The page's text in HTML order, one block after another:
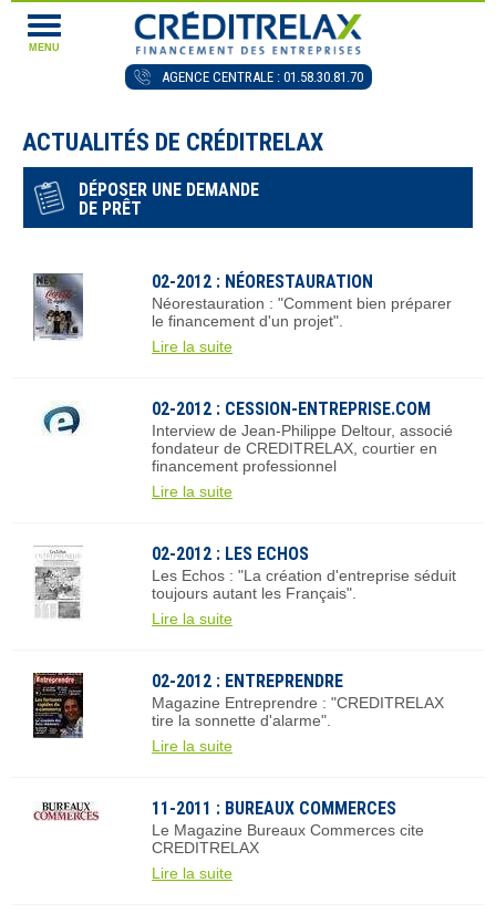
MENU
AGENCE CENTRALE : 01.58.30.81.70
ACTUALITÉS DE CRÉDITRELAX
DÉPOSER UNE DEMANDE
DE PRÊT
02-2012 : NÉORESTAURATION
Néorestauration : "Comment bien préparer
le financement d'un projet".
Lire la suite
02-2012 : CESSION-ENTREPRISE.COM
Interview de Jean-Philippe Deltour, associé
fondateur de CREDITRELAX, courtier en
financement professionnel
Lire la suite
02-2012 : LES ECHOS
Les Echos : "La création d'entreprise séduit
toujours autant les Français".
Lire la suite
02-2012 : ENTREPRENDRE
Magazine Entreprendre : "CREDITRELAX
tire la sonnette d'alarme".
Lire la suite
11-2011 : BUREAUX COMMERCES
Le Magazine Bureaux Commerces cite
CREDITRELAX
Lire la suite